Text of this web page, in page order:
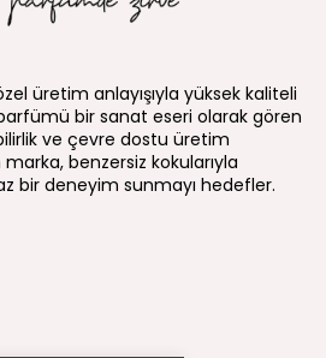
üretim anlayışıyla yüksek kaliteli
bir sanat eseri olarak gören
ve çevre dostu üretim
benzersiz kokularıyla
bir deneyim sunmayı hedefler.